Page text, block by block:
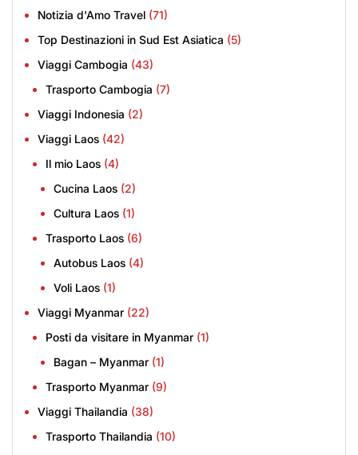
Notizia d'Amo Travel (71)
Top Destinazioni in Sud Est Asiatica (5)
Viaggi Cambogia (43)
Trasporto Cambogia (7)
Viaggi Indonesia (2)
Viaggi Laos (42)
Il mio Laos (4)
Cucina Laos (2)
Cultura Laos (1)
Trasporto Laos (6)
Autobus Laos (4)
Voli Laos (1)
Viaggi Myanmar (22)
Posti da visitare in Myanmar (1)
Bagan – Myanmar (1)
Trasporto Myanmar (9)
Viaggi Thailandia (38)
Trasporto Thailandia (10)